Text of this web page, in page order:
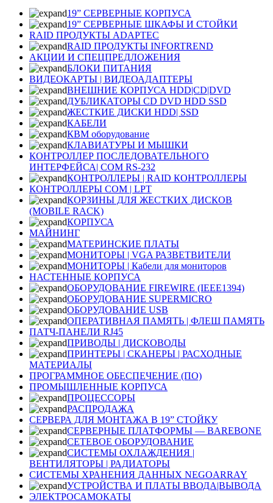
19” СЕРВЕРНЫЕ КОРПУСА
19” СЕРВЕРНЫЕ ШКАФЫ И СТОЙКИ
RAID ПРОДУКТЫ ADAPTEC
RAID ПРОДУКТЫ INFORTREND
АКЦИИ И СПЕЦПРЕДЛОЖЕНИЯ
БЛОКИ ПИТАНИЯ
ВИДЕОКАРТЫ | ВИДЕОАДАПТЕРЫ
ВНЕШНИЕ КОРПУСА HDD|CD|DVD
ДУБЛИКАТОРЫ CD DVD HDD SSD
ЖЕСТКИЕ ДИСКИ HDD| SSD
КАБЕЛИ
КВМ оборудование
КЛАВИАТУРЫ И МЫШКИ
КОНТРОЛЛЕР ПОСЛЕДОВАТЕЛЬНОГО
ИНТЕРФЕЙСА| COM RS-232
КОНТРОЛЛЕРЫ | RAID КОНТРОЛЛЕРЫ
КОНТРОЛЛЕРЫ COM | LPT
КОРЗИНЫ ДЛЯ ЖЕСТКИХ ДИСКОВ
(MOBILE RACK)
КОРПУСА
МАЙНИНГ
МАТЕРИНСКИЕ ПЛАТЫ
МОНИТОРЫ | VGA РАЗВЕТВИТЕЛИ
МОНИТОРЫ | Кабели для мониторов
НАСТЕННЫЕ КОРПУСА
ОБОРУДОВАНИЕ FIREWIRE (IEEE1394)
ОБОРУДОВАНИЕ SUPERMICRO
ОБОРУДОВАНИЕ USB
ОПЕРАТИВНАЯ ПАМЯТЬ | ФЛЕШ ПАМЯТЬ
ПАТЧ-ПАНЕЛИ RJ45
ПРИВОДЫ | ДИСКОВОДЫ
ПРИНТЕРЫ | СКАНЕРЫ | РАСХОДНЫЕ
МАТЕРИАЛЫ
ПРОГРАММНОЕ ОБЕСПЕЧЕНИЕ (ПО)
ПРОМЫШЛЕННЫЕ КОРПУСА
ПРОЦЕССОРЫ
РАСПРОДАЖА
СЕРВЕРА ДЛЯ МОНТАЖА В 19” СТОЙКУ
СЕРВЕРНЫЕ ПЛАТФОРМЫ — BAREBONE
СЕТЕВОЕ ОБОРУДОВАНИЕ
СИСТЕМЫ ОХЛАЖДЕНИЯ |
ВЕНТИЛЯТОРЫ | РАДИАТОРЫ
СИСТЕМЫ ХРАНЕНИЯ ДАННЫХ NEGOARRAY
УСТРОЙСТВА И ПЛАТЫ ВВОДА|ВЫВОДА
ЭЛЕКТРОСАМОКАТЫ